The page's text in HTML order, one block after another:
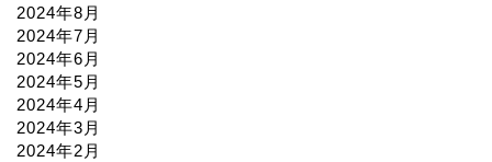
2024年8月
2024年7月
2024年6月
2024年5月
2024年4月
2024年3月
2024年2月